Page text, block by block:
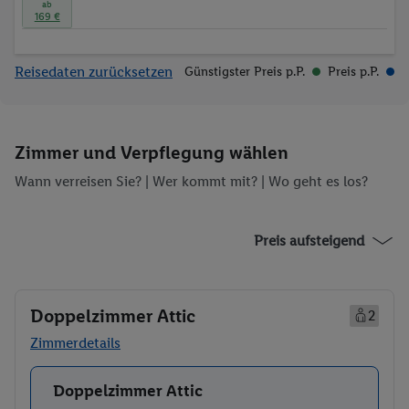
Bis 30 Tage vor Reiseantritt kann die Buchung einmalig
ab
169 €
Reisedaten zurücksetzen Günstigster Preis p.P. Preis p.P.
Zimmer und Verpflegung wählen
Wann verreisen Sie? | Wer kommt mit? | Wo geht es los?
Preis aufsteigend
Doppelzimmer Attic
2
Zimmerdetails
Buchen
Doppelzimmer Attic